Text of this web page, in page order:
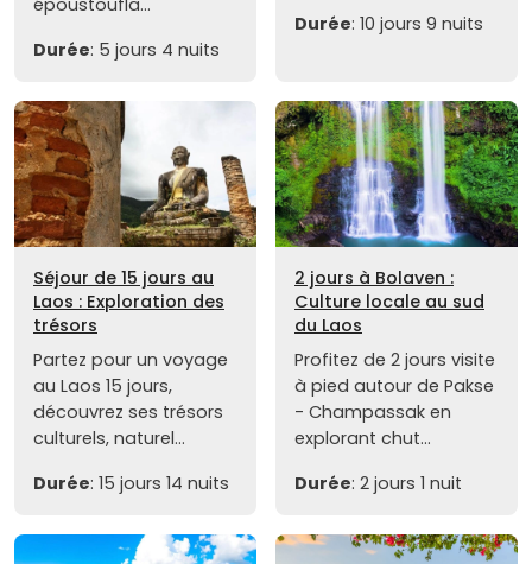
époustoufla...
Durée: 5 jours 4 nuits
Durée: 10 jours 9 nuits
Séjour de 15 jours au
Laos : Exploration des
trésors
Partez pour un voyage
au Laos 15 jours,
découvrez ses trésors
culturels, naturel...
Durée: 15 jours 14 nuits
2 jours à Bolaven :
Culture locale au sud
du Laos
Profitez de 2 jours visite
à pied autour de Pakse
- Champassak en
explorant chut...
Durée: 2 jours 1 nuit